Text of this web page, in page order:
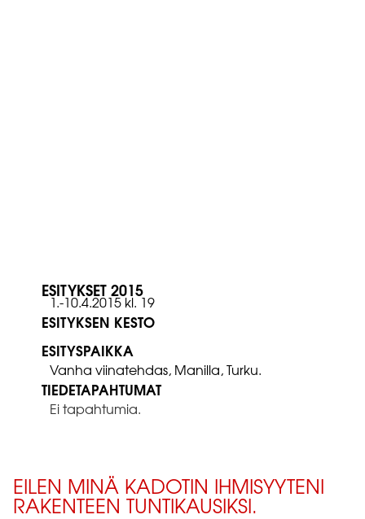
ESITYKSET 2015
1.-10.4.2015 kl. 19
ESITYKSEN KESTO
ESITYSPAIKKA
Vanha viinatehdas, Manilla, Turku.
TIEDETAPAHTUMAT
Ei tapahtumia.
EILEN MINÄ KADOTIN IHMISYYTENI
RAKENTEEN TUNTIKAUSIKSI.